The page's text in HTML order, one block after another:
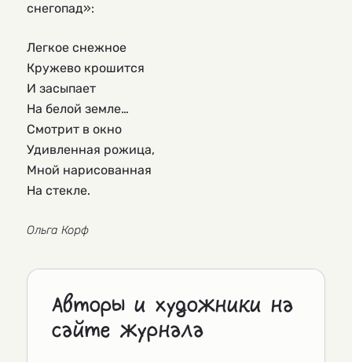
снегопад»:
Легкое снежное
Кружево крошится
И засыпает
На белой земле…
Смотрит в окно
Удивленная рожица,
Мной нарисованная
На стекле.
Ольга Корф
Авторы и художники на
сайте журнала